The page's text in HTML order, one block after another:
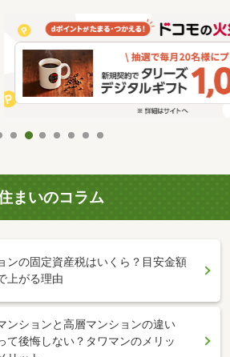
まいのコラム
ンの固定資産税はいくら？目安金額
上がる理由
ンションと高層マンションの違い
て後悔しない？タワマンのメリッ